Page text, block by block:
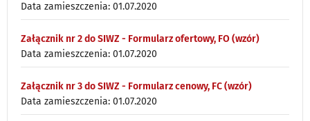
Data zamieszczenia: 01.07.2020
Załącznik nr 2 do SIWZ - Formularz ofertowy, FO (wzór)
Data zamieszczenia: 01.07.2020
Załącznik nr 3 do SIWZ - Formularz cenowy, FC (wzór)
Data zamieszczenia: 01.07.2020